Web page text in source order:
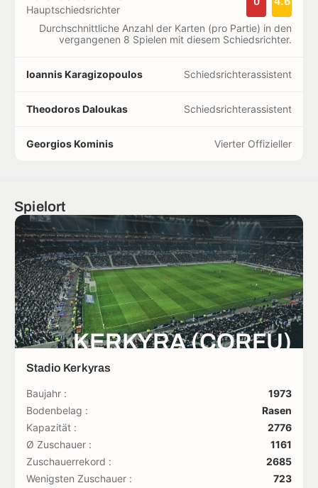
Hauptschiedsrichter
Durchschnittliche Anzahl der Karten (pro Partie) in den
vergangenen 8 Spielen mit diesem Schiedsrichter.
Ioannis Karagizopoulos Schiedsrichterassistent
Theodoros Daloukas Schiedsrichterassistent
Georgios Kominis Vierter Offizieller
Spielort
KERKYRA (CORFU)
Stadio Kerkyras
Baujahr :
1973
Bodenbelag :
Rasen
Kapazität :
2776
Ø Zuschauer :
1161
Zuschauerrekord :
2685
Wenigsten Zuschauer :
723